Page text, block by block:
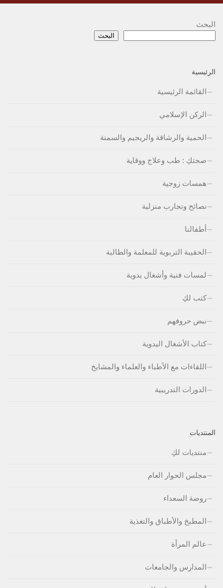
البحث
البحث
الرئيسية
القائمة الرئيسية
الركن الإسلامي
الحمية والرشاقة والريجيم والسمنة
صحتكِ : طب وعلاج ووقاية
همسات زوجية
نصائح وتجارب منزلية
أطفالنا
الحقيبة التربوية للمعلمة والطالبة
لمسات فنية وأشغال يدوية
كتب لكِ
نبض حروفهم
كتاب الأشغال اليدوية
اللقاءات مع الأطباء والعلماء والمشايخ
الدورات التدريبية
المنتديات
منتديات لكِ
مجلس الحوار العام
روضة السعداء
المطبخ والأطباق والتغذية
عالم المرأة
المدارس والجامعات